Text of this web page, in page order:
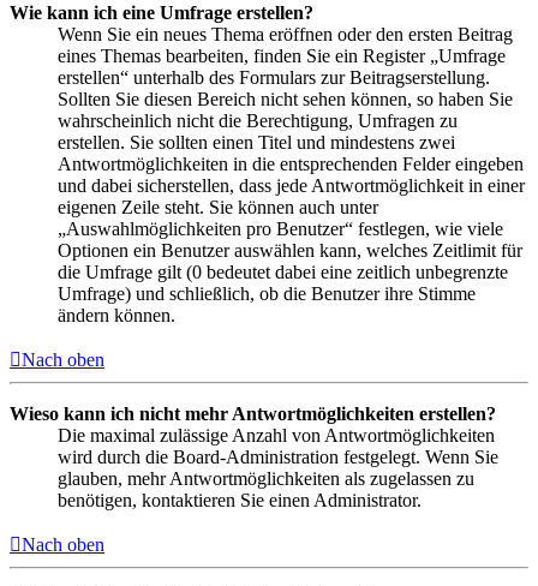
Wie kann ich eine Umfrage erstellen?
Wenn Sie ein neues Thema eröffnen oder den ersten Beitrag
eines Themas bearbeiten, finden Sie ein Register „Umfrage
erstellen“ unterhalb des Formulars zur Beitragserstellung.
Sollten Sie diesen Bereich nicht sehen können, so haben Sie
wahrscheinlich nicht die Berechtigung, Umfragen zu
erstellen. Sie sollten einen Titel und mindestens zwei
Antwortmöglichkeiten in die entsprechenden Felder eingeben
und dabei sicherstellen, dass jede Antwortmöglichkeit in einer
eigenen Zeile steht. Sie können auch unter
„Auswahlmöglichkeiten pro Benutzer“ festlegen, wie viele
Optionen ein Benutzer auswählen kann, welches Zeitlimit für
die Umfrage gilt (0 bedeutet dabei eine zeitlich unbegrenzte
Umfrage) und schließlich, ob die Benutzer ihre Stimme
ändern können.
Nach oben
Wieso kann ich nicht mehr Antwortmöglichkeiten erstellen?
Die maximal zulässige Anzahl von Antwortmöglichkeiten
wird durch die Board-Administration festgelegt. Wenn Sie
glauben, mehr Antwortmöglichkeiten als zugelassen zu
benötigen, kontaktieren Sie einen Administrator.
Nach oben